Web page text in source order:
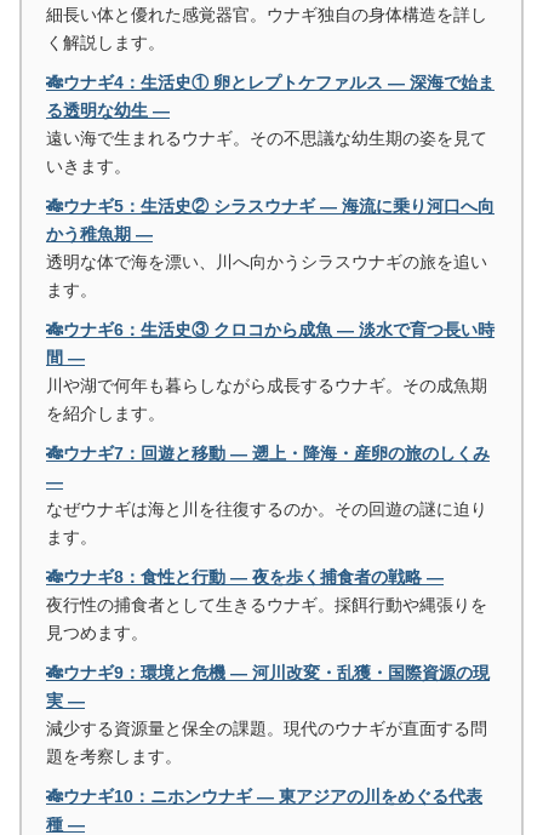
細長い体と優れた感覚器官。ウナギ独自の身体構造を詳し
く解説します。
🎋ウナギ4：生活史① 卵とレプトケファルス ― 深海で始ま
る透明な幼生 ―
遠い海で生まれるウナギ。その不思議な幼生期の姿を見て
いきます。
🎋ウナギ5：生活史② シラスウナギ ― 海流に乗り河口へ向
かう稚魚期 ―
透明な体で海を漂い、川へ向かうシラスウナギの旅を追い
ます。
🎋ウナギ6：生活史③ クロコから成魚 ― 淡水で育つ長い時
間 ―
川や湖で何年も暮らしながら成長するウナギ。その成魚期
を紹介します。
🎋ウナギ7：回遊と移動 ― 遡上・降海・産卵の旅のしくみ
―
なぜウナギは海と川を往復するのか。その回遊の謎に迫り
ます。
🎋ウナギ8：食性と行動 ― 夜を歩く捕食者の戦略 ―
夜行性の捕食者として生きるウナギ。採餌行動や縄張りを
見つめます。
🎋ウナギ9：環境と危機 ― 河川改変・乱獲・国際資源の現
実 ―
減少する資源量と保全の課題。現代のウナギが直面する問
題を考察します。
🎋ウナギ10：ニホンウナギ ― 東アジアの川をめぐる代表
種 ―